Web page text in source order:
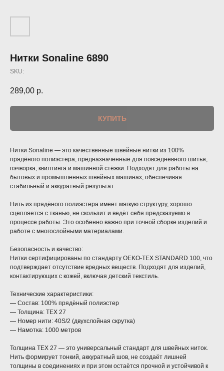
Нитки Sonaline 6890
SKU:
289,00 р.
КУПИТЬ
Нитки Sonaline — это качественные швейные нитки из 100%
прядёного полиэстера, предназначенные для повседневного шитья,
пэчворка, квилтинга и машинной стёжки. Подходят для работы на
бытовых и промышленных швейных машинах, обеспечивая
стабильный и аккуратный результат.
Нить из прядёного полиэстера имеет мягкую структуру, хорошо
сцепляется с тканью, не скользит и ведёт себя предсказуемо в
процессе работы. Это особенно важно при точной сборке изделий и
работе с многослойными материалами.
Безопасность и качество:
Нитки сертифицированы по стандарту OEKO-TEX STANDARD 100, что
подтверждает отсутствие вредных веществ. Подходят для изделий,
контактирующих с кожей, включая детский текстиль.
Технические характеристики:
— Состав: 100% прядёный полиэстер
— Толщина: TEX 27
— Номер нити: 40S/2 (двухслойная скрутка)
— Намотка: 1000 метров
Толщина TEX 27 — это универсальный стандарт для швейных ниток.
Нить формирует тонкий, аккуратный шов, не создаёт лишней
толщины в соединениях и при этом остаётся прочной и устойчивой к